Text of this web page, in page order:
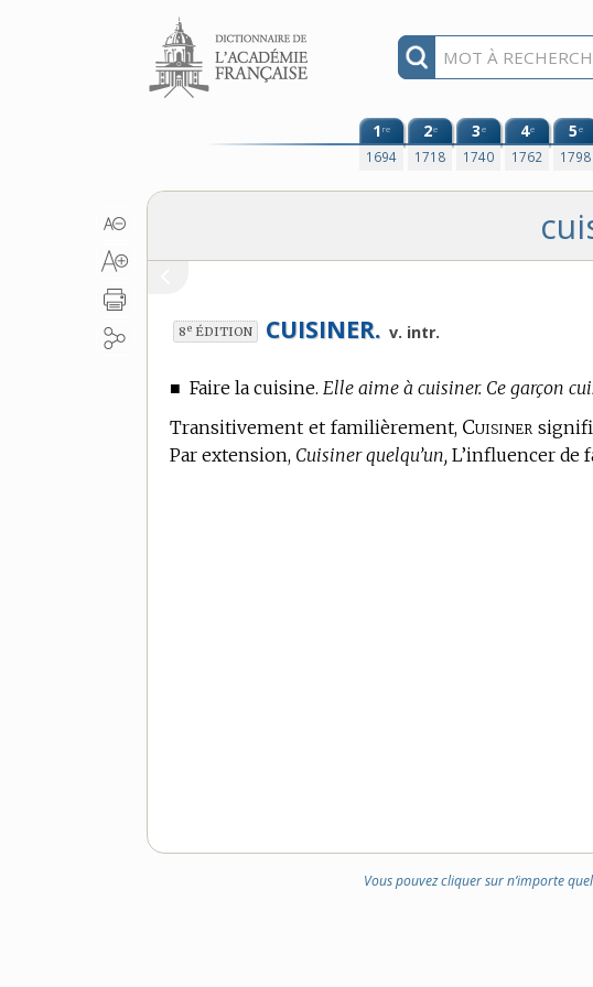
Aller au contenu
1re
1694
2e
1718
3e
1740
4e
1762
5e
1798
8e ÉDITION CUISINER. v. intr.
■ Faire la cuisine. Elle aime à cuisiner. Ce garçon
Transitivement et familièrement, Cuisiner
Par extension, Cuisiner quelqu’un, L’influencer de
Vous pouvez cliquer sur n’importe